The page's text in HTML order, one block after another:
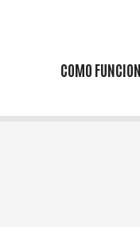
COMO